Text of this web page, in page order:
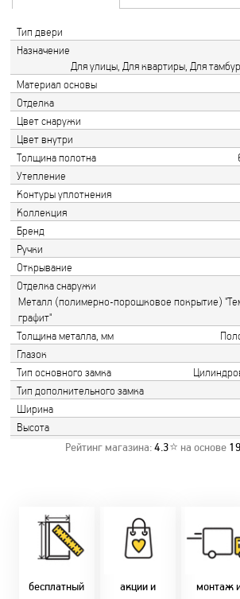
Тип двери
Назначение
Для улицы, Для квартиры, Для
Материал основы
Отделка
Цвет снаружи
Цвет внутри
Толщина полотна
Утепление
Контуры уплотнения
Коллекция
Бренд
Ручки
Открывание
Отделка снаружи
Металл (полимерно-порошковое покрытие)
графит"
Толщина металла, мм
Глазок
Тип основного замка
Тип дополнительного замка
Ширина
Высота
Рейтинг магазина:4.3⭐ на основе
бесплатный
Замер бесплатно!
Оперативно!
День-в-день или
на следующий!
заказать по
10-40, (Viber)
акции и
Скидки:
-новоселам - 2%
-многодетным -
2%
наличными - 10%
монтаж
фурнитуры.
монтаж
окон и
Беларуси.